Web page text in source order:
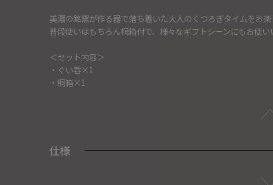
美濃の銘窯が作る器で落ち着いた大人のくつろぎタイムをお
普段使いはもちろん桐箱付で、様々なギフトシーンにもお使
＜セット内容＞
・ぐい呑×1
・桐箱×1
仕様